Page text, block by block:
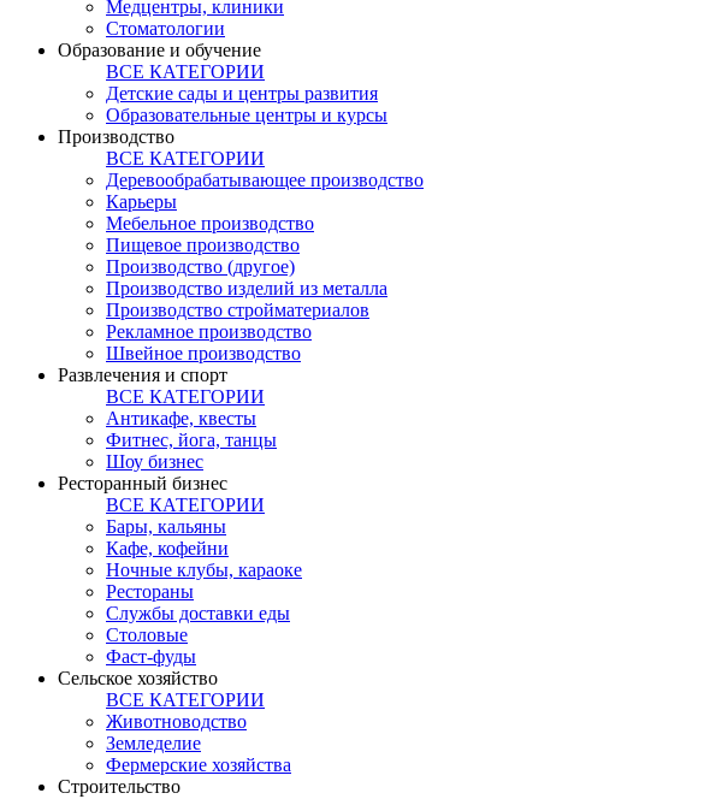
Медцентры, клиники
Стоматологии
Образование и обучение
ВСЕ КАТЕГОРИИ
Детские сады и центры развития
Образовательные центры и курсы
Производство
ВСЕ КАТЕГОРИИ
Деревообрабатывающее производство
Карьеры
Мебельное производство
Пищевое производство
Производство (другое)
Производство изделий из металла
Производство стройматериалов
Рекламное производство
Швейное производство
Развлечения и спорт
ВСЕ КАТЕГОРИИ
Антикафе, квесты
Фитнес, йога, танцы
Шоу бизнес
Ресторанный бизнес
ВСЕ КАТЕГОРИИ
Бары, кальяны
Кафе, кофейни
Ночные клубы, караоке
Рестораны
Службы доставки еды
Столовые
Фаст-фуды
Сельское хозяйство
ВСЕ КАТЕГОРИИ
Животноводство
Земледелие
Фермерские хозяйства
Строительство